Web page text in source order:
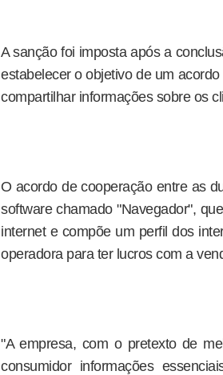
A sanção foi imposta após a
estabelecer o objetivo de um
compartilhar informações sobre os
O acordo de cooperação entre as
software chamado "Navegador",
internet e compõe um perfil dos
operadora para ter lucros com a
"A empresa, com o pretexto de
consumidor informações